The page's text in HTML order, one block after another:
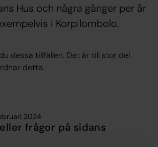
Hus och några gånger per år
i Korpilombolo.
dessa tillfällen. Det är till stor del
detta.
2024
frågor på sidans